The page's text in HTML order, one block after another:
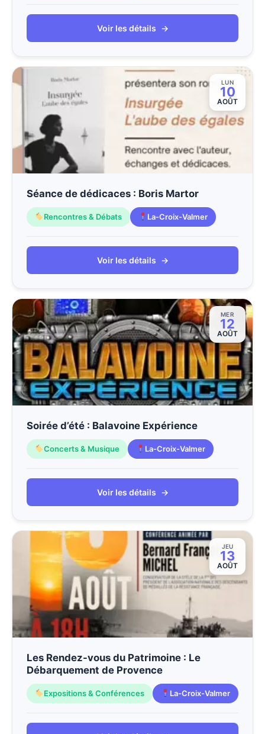
Voir les détails →
LUN
10
AOÛT
Séance de dédicaces : Boris Martor
Rencontres & Débats La-Croix-Valmer
Voir les détails →
MER
12
AOÛT
Soirée d’été : Balavoine Expérience
Concerts & Musique La-Croix-Valmer
Voir les détails →
JEU
13
AOÛT
Les Rendez-vous du Patrimoine : Le
Débarquement de Provence
Expositions & Conférences La-Croix-Valmer